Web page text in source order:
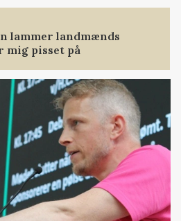
lammer landmænds
mig pisset på